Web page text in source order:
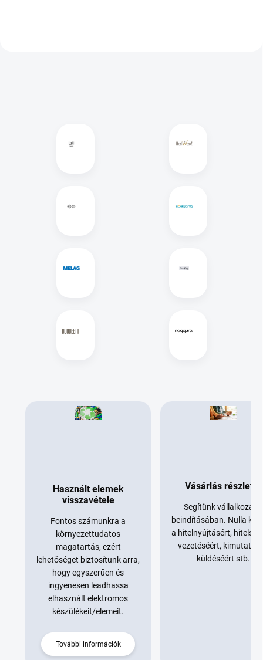
Használt elemek
visszavétele
Fontos számunkra a
környezettudatos
magatartás, ezért
lehetőséget biztosítunk arra,
hogy egyszerűen és
ingyenesen leadhassa
elhasznált elektromos
készülékeit/elemeit.
További információk
Vásárlás részletre
Segítünk vállalkozása
beindításában. Nulla
a hitelnyújtásért,
vezetéséért,
küldéséért stb.